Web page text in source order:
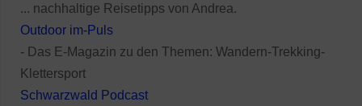
... nachhaltige Reisetipps von Andrea.
Outdoor im-Puls
- Das E-Magazin zu den Themen: Wandern-Trekking-
Klettersport
Schwarzwald Podcast